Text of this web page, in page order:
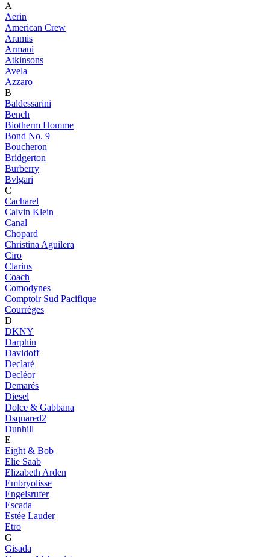
A
Aerin
American Crew
Aramis
Armani
Atkinsons
Avela
Azzaro
B
Baldessarini
Bench
Biotherm Homme
Bond No. 9
Boucheron
Bridgerton
Burberry
Bvlgari
C
Cacharel
Calvin Klein
Canal
Chopard
Christina Aguilera
Ciro
Clarins
Coach
Comodynes
Comptoir Sud Pacifique
Courrèges
D
DKNY
Darphin
Davidoff
Declaré
Decléor
Demarés
Diesel
Dolce & Gabbana
Dsquared2
Dunhill
E
Eight & Bob
Elie Saab
Elizabeth Arden
Embryolisse
Engelsrufer
Escada
Estée Lauder
Etro
G
Gisada